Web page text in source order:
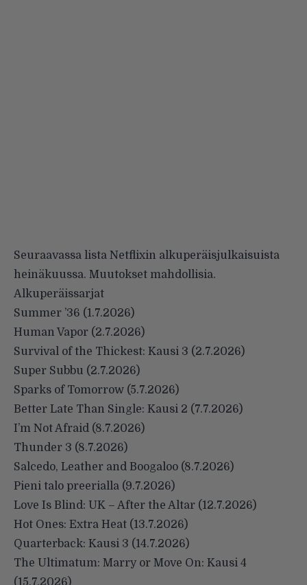
Seuraavassa lista Netflixin alkuperäisjulkaisuista
heinäkuussa. Muutokset mahdollisia.
Alkuperäissarjat
Summer ’36 (1.7.2026)
Human Vapor (2.7.2026)
Survival of the Thickest: Kausi 3 (2.7.2026)
Super Subbu (2.7.2026)
Sparks of Tomorrow (5.7.2026)
Better Late Than Single: Kausi 2 (7.7.2026)
I’m Not Afraid (8.7.2026)
Thunder 3 (8.7.2026)
Salcedo, Leather and Boogaloo (8.7.2026)
Pieni talo preerialla (9.7.2026)
Love Is Blind: UK – After the Altar (12.7.2026)
Hot Ones: Extra Heat (13.7.2026)
Quarterback: Kausi 3 (14.7.2026)
The Ultimatum: Marry or Move On: Kausi 4
(15.7.2026)